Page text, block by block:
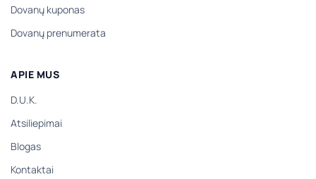
Dovanų kuponas
Dovanų prenumerata
APIE MUS
D.U.K.
Atsiliepimai
Blogas
Kontaktai